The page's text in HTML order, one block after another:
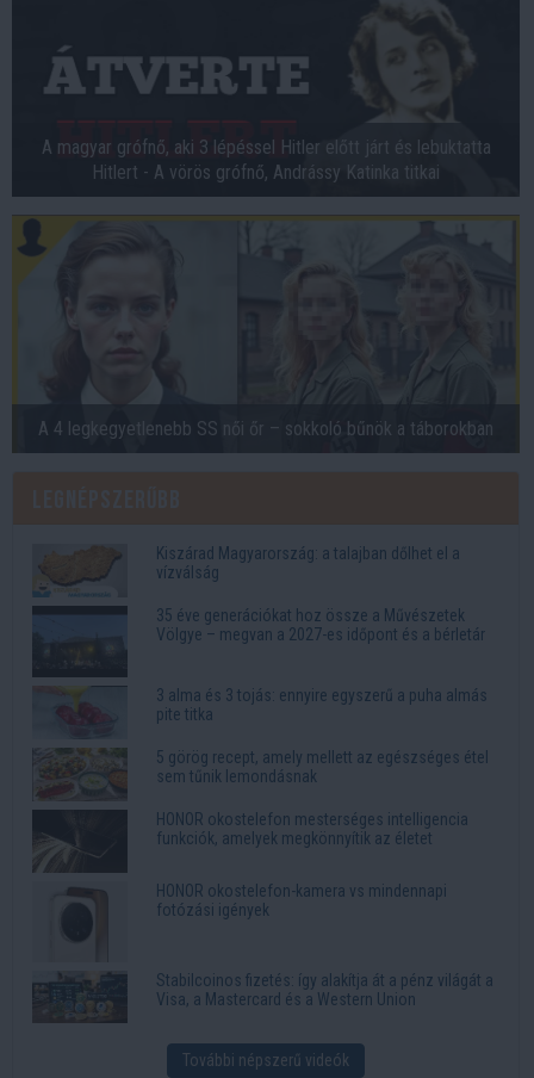
A magyar grófnő, aki 3 lépéssel Hitler előtt járt és lebuktatta
Hitlert - A vörös grófnő, Andrássy Katinka titkai
A 4 legkegyetlenebb SS női őr – sokkoló bűnök a táborokban
Kiszárad Magyarország: a talajban dőlhet el a
vízválság
35 éve generációkat hoz össze a Művészetek
Völgye – megvan a 2027-es időpont és a bérletár
3 alma és 3 tojás: ennyire egyszerű a puha almás
pite titka
5 görög recept, amely mellett az egészséges étel
sem tűnik lemondásnak
HONOR okostelefon mesterséges intelligencia
funkciók, amelyek megkönnyítik az életet
HONOR okostelefon-kamera vs mindennapi
fotózási igények
Stabilcoinos fizetés: így alakítja át a pénz világát a
Visa, a Mastercard és a Western Union
További népszerű videók